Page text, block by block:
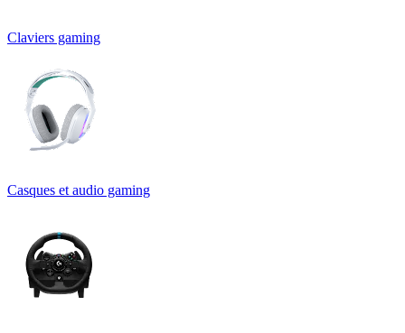
Claviers gaming
Casques et audio gaming